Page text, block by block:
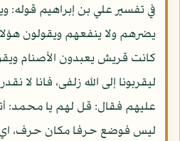
في تفسير علي بن إبراهيم قوله:
يضرهم ولا ينفعهم ويقولون
كانت قريش يعبدون الأصنام
ليقربونا إلى الله زلفى، فانا لا
عليهم فقال: قل لهم يا محمد:
ليس فوضع حرفا مكان حرف،